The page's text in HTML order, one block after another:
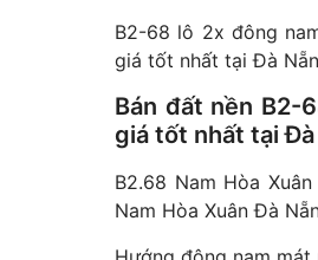
B2-68 lô 2x đông
giá tốt nhất tại Đà
Bán đất nền B2-
giá tốt nhất tại Đà
B2.68 Nam Hòa
Nam Hòa Xuân Đà